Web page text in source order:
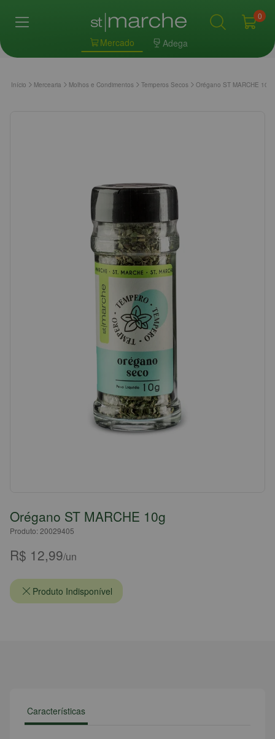
Mercado Adega
0
Início Mercearia Molhos e Condimentos Temperos Secos Orégano ST MARCHE 10g
Orégano ST MARCHE 10g
Produto: 20029405
R$ 12,99/un
Produto Indisponível
Características